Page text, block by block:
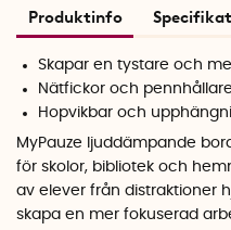
Produktinfo
Skapar en tystare och
Nätfickor och pennhållare
Hopvikbar och
MyPauze ljuddämpande
för skolor, bibliotek och
av elever från distraktioner
skapa en mer fokuserad